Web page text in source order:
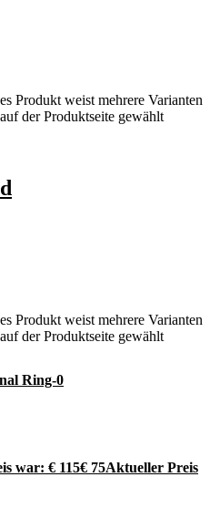
Produkt weist mehrere Varianten
der Produktseite gewählt
Produkt weist mehrere Varianten
der Produktseite gewählt
war: € 115€ 75Aktueller Preis